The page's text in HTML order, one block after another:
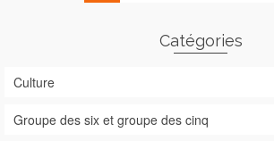
Catégories
Culture
Groupe des six et groupe des cinq